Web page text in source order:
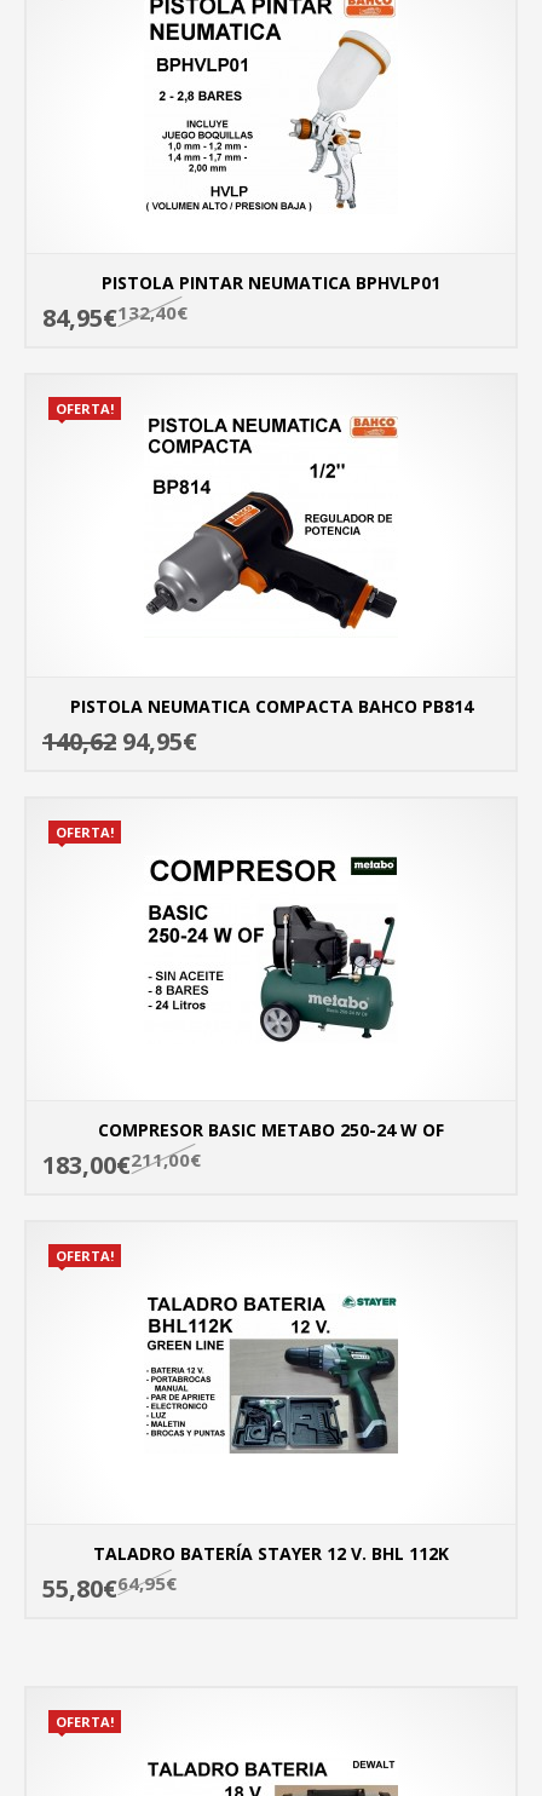
PISTOLA PINTAR NEUMATICA BPHVLP01
84,95€132,40€
OFERTA!
PISTOLA NEUMATICA COMPACTA BAHCO PB814
140,62 94,95€
OFERTA!
COMPRESOR BASIC METABO 250-24 W OF
183,00€211,00€
OFERTA!
TALADRO BATERÍA STAYER 12 V. BHL 112K
55,80€64,95€
OFERTA!